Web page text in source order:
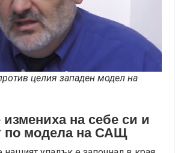
целия западен модел на
на себе си и
по модела на САЩ